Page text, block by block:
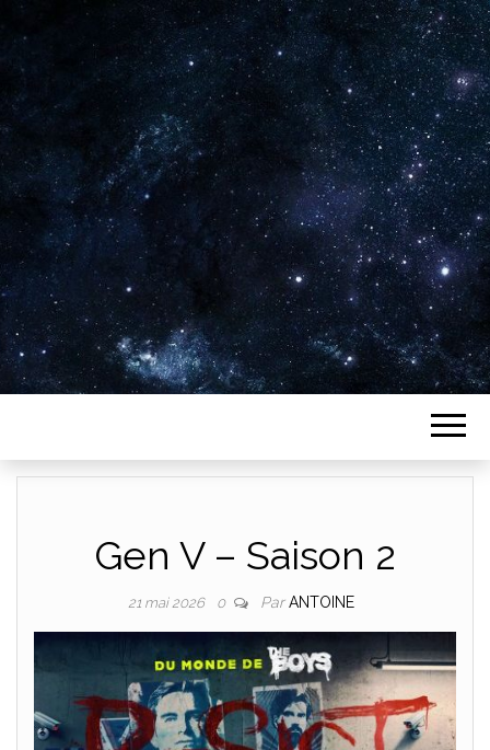
Plus de 2800 critiques de films
Gen V – Saison 2
21 mai 2026 0 ParANTOINE